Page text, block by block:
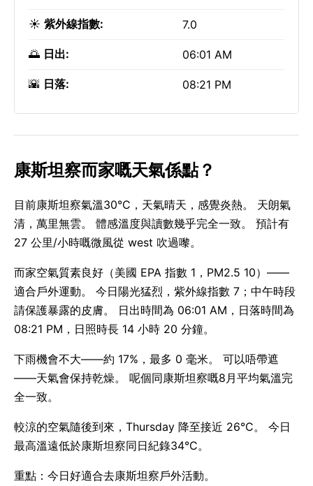
☀️ 紫外線指數: 7.0
🌅 日出: 06:01 AM
🌇 日落: 08:21 PM
康斯坦察而家嘅天氣係點？
目前康斯坦察氣溫30°C，天氣晴天，感覺炎熱。 天朗氣
清，萬里無雲。 體感溫度與讀數幾乎完全一致。 預計有
27 公里/小時嘅微風從 west 吹過嚟。
而家空氣質素良好（美國 EPA 指數 1，PM2.5 10）——
適合戶外運動。 今日陽光猛烈，紫外線指數 7；中午時段
請保護暴露的皮膚。 日出時間為 06:01 AM，日落時間為
08:21 PM，日照時長 14 小時 20 分鐘。
下雨機會不大——約 17%，最多 0 毫米。 可以唔帶遮
——天氣會保持乾燥。 呢個同康斯坦察嘅8月平均氣溫完
全一致。
較涼的空氣隨後到來，Thursday 降至接近 26°C。 今日
最高溫遠低於康斯坦察同日紀錄34°C。
重點：今日好適合去康斯坦察戶外活動。